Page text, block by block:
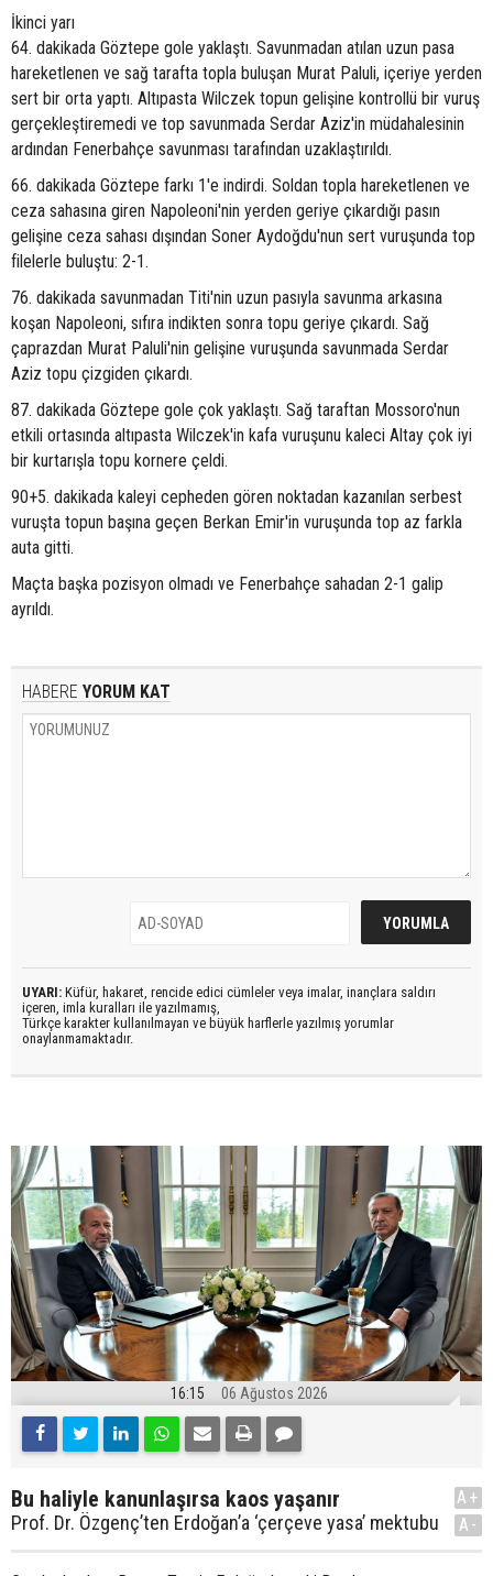
İkinci yarı
64. dakikada Göztepe gole yaklaştı. Savunmadan atılan uzun pasa
hareketlenen ve sağ tarafta topla buluşan Murat Paluli, içeriye yerden
sert bir orta yaptı. Altıpasta Wilczek topun gelişine kontrollü bir vuruş
gerçekleştiremedi ve top savunmada Serdar Aziz'in müdahalesinin
ardından Fenerbahçe savunması tarafından uzaklaştırıldı.
66. dakikada Göztepe farkı 1'e indirdi. Soldan topla hareketlenen ve
ceza sahasına giren Napoleoni'nin yerden geriye çıkardığı pasın
gelişine ceza sahası dışından Soner Aydoğdu'nun sert vuruşunda top
filelerle buluştu: 2-1.
76. dakikada savunmadan Titi'nin uzun pasıyla savunma arkasına
koşan Napoleoni, sıfıra indikten sonra topu geriye çıkardı. Sağ
çaprazdan Murat Paluli'nin gelişine vuruşunda savunmada Serdar
Aziz topu çizgiden çıkardı.
87. dakikada Göztepe gole çok yaklaştı. Sağ taraftan Mossoro'nun
etkili ortasında altıpasta Wilczek'in kafa vuruşunu kaleci Altay çok iyi
bir kurtarışla topu kornere çeldi.
90+5. dakikada kaleyi cepheden gören noktadan kazanılan serbest
vuruşta topun başına geçen Berkan Emir'in vuruşunda top az farkla
auta gitti.
Maçta başka pozisyon olmadı ve Fenerbahçe sahadan 2-1 galip
ayrıldı.
HABERE YORUM KAT
UYARI: Küfür, hakaret, rencide edici cümleler veya imalar, inançlara saldırı
içeren, imla kuralları ile yazılmamış,
Türkçe karakter kullanılmayan ve büyük harflerle yazılmış yorumlar
onaylanmamaktadır.
16:15 06 Ağustos 2026
Bu haliyle kanunlaşırsa kaos yaşanır
Prof. Dr. Özgenç’ten Erdoğan’a ‘çerçeve yasa’ mektubu
A+
A-